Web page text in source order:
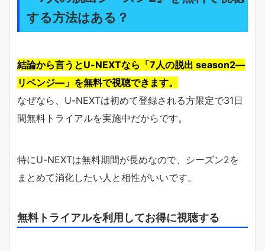
する方法はある？
結論から言うとU-NEXTなら「7人の脱出 season2―
リベンジ―」を無料で視聴できます。
なぜなら、U-NEXTは初めて登録される方限定で31日
間無料トライアルを実施中だからです。
特にU-NEXTは無料期間が長めなので、シーズン2を
まとめて消化したい人と相性がいいです。
無料トライアルを利用してお得に視聴する